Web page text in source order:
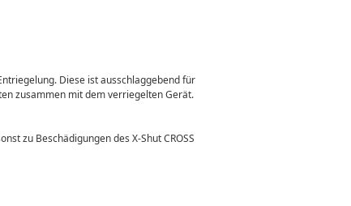
Diese ist ausschlaggebend für
zusammen mit dem verriegelten Gerät.
zu Beschädigungen des X-Shut CROSS